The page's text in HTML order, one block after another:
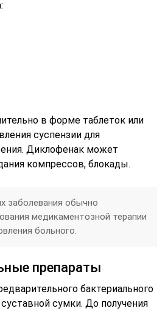
в форме таблеток или
суспензии для
Диклофенак может
компрессов, блокады.
заболевания обычно
медикаментозной терапии
больного.
препараты
бактериального
сумки. До получения